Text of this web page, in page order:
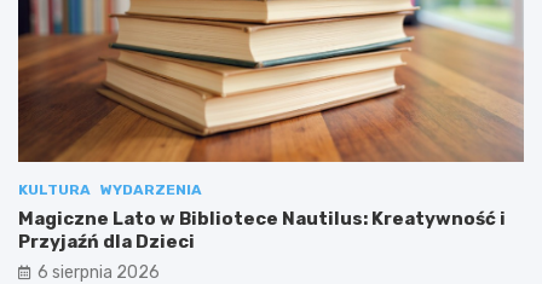
KULTURA WYDARZENIA
Magiczne Lato w Bibliotece Nautilus: Kreatywność i
Przyjaźń dla Dzieci
6 sierpnia 2026